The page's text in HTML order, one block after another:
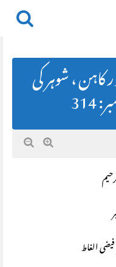
اور کاہن ، شوہر کی
الغاط